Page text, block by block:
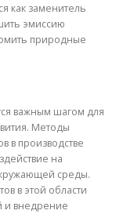
как заменитель
эмиссию
природные
важным шагом для
Методы
в производстве
на
среды.
в этой области
и внедрение